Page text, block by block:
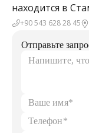
находится в
+90 543 628 28 45
Отправьте